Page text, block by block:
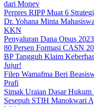
dari Monev
Perpres RIPP Muat 6
Dr. Yohana Minta
KKN
Penyaluran Dana Otsus
80 Persen Formasi CASN
BP Tangguh Klaim
Jujur!
Filep Wamafma Beri
Prafi
Simak Uraian Dasar
Sesepuh STIH Manokwari